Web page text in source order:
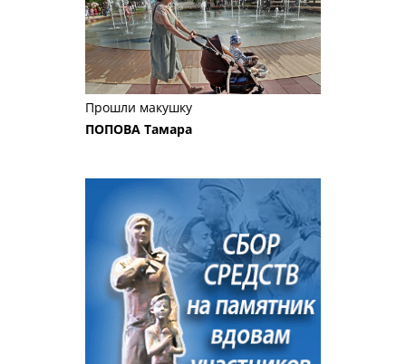
Прошли макушку
ПОПОВА Тамара